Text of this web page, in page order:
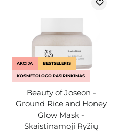
AKCIJA BESTSELERIS
KOSMETOLOGO PASIRINKIMAS
Beauty of Joseon -
Ground Rice and Honey
Glow Mask -
Skaistinamoji Ryžių